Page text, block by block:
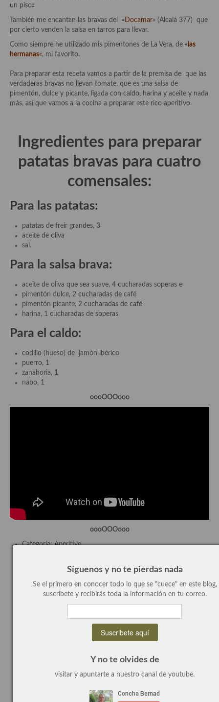
Cuscús
Huevos
Masas elaboradas con harina, pizzas, quiches y demás
Aves
Carne
Postres y dulces
Postres con frutas
Salazones y encurtidos
Recetas de Cuaresma
Recetas maridadas con los mejores AOVES
Resumen tematicos de recetas
Cocinas del mundo
Cocina Americana
Cocina Argentina
Cocina Brasileña
Cocina de Nicaragua
Cocina Mexicana
Cocina peruana
Cocina Armenia
un piso»
También me encantan las bravas del « Docamar» (Alcalá 377) que
por cierto venden la salsa en tarros para llevar.
Como siempre he utilizado mis pimentones de La Vera, de « las
hermanas«, mi favorito.
Para preparar esta receta vamos a partir de la premisa de que las
verdaderas bravas no llevan tomate, que es una salsa de
pimentón, dulce y picante, ligada con caldo, harina y aceite y nada
más, así que vamos a la cocina a preparar este rico aperitivo.
Ingredientes para preparar
patatas bravas para cuatro
comensales:
Para las patatas:
patatas de freír grandes, 3
aceite de oliva
sal.
Para la salsa brava:
aceite de oliva que sea suave, 4 cucharadas soperas e
pimentón dulce, 2 cucharadas de café
pimentón picante, 2 cucharadas de café
harina, 1 cucharadas de soperas
Para el caldo:
codillo (hueso) de jamón ibérico
puerro, 1
zanahoria, 1
nabo, 1
oooOOOooo
oooOOOooo
Categoría: Aperitivo
Tiempo de elaboración: medio
Comensales: 4
Precio: bajo
Esta receta es vegetariana y vegana
Síguenos y no te pierdas nada
Se el primero en conocer todo lo que se "cuece" en este blog,
suscribete y recibirás toda la información en tu correo.
Y no te olvides de
visitar y apuntarte a nuestro canal de youtube.